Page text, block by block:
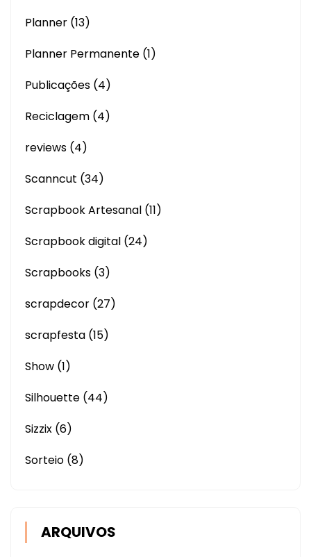
Planner (13)
Planner Permanente (1)
Publicações (4)
Reciclagem (4)
reviews (4)
Scanncut (34)
Scrapbook Artesanal (11)
Scrapbook digital (24)
Scrapbooks (3)
scrapdecor (27)
scrapfesta (15)
Show (1)
Silhouette (44)
Sizzix (6)
Sorteio (8)
ARQUIVOS